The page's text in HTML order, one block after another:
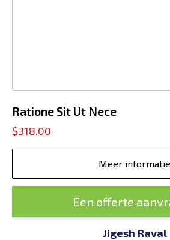
Ratione Sit Ut Nece
$318.00
Meer informatie
Een offerte
Jigesh Raval